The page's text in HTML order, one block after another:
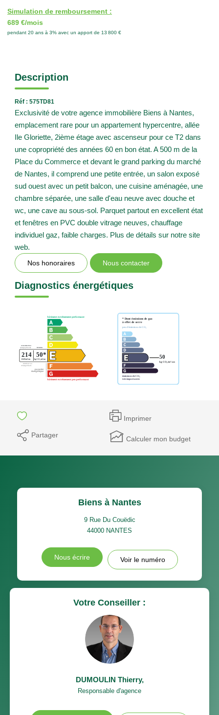
Simulation de remboursement :
689 €/mois
pendant 20 ans à 3% avec un apport de 13 800 €
Description
Réf : 575TD81
Exclusivité de votre agence immobilière Biens à Nantes,
emplacement rare pour un appartement hypercentre, allée
Ile Gloriette, 2ième étage avec ascenseur pour ce T2 dans
une copropriété des années 60 en bon état. A 500 m de la
Place du Commerce et devant le grand parking du marché
de Nantes, il comprend une petite entrée, un salon exposé
sud ouest avec un petit balcon, une cuisine aménagée, une
chambre séparée, une salle d'eau neuve avec douche et
wc, une cave au sous-sol. Parquet partout en excellent état
et fenêtres en PVC double vitrage neuves, chauffage
individuel gaz, faible charges. Plus de détails sur notre site
web.
Nos honoraires Nous contacter
Diagnostics énergétiques
Imprimer
Partager Calculer mon budget
Biens à Nantes
9 Rue Du Couëdic
44000 NANTES
Nous écrire Voir le numéro
Votre Conseiller :
DUMOULIN Thierry,
Responsable d'agence